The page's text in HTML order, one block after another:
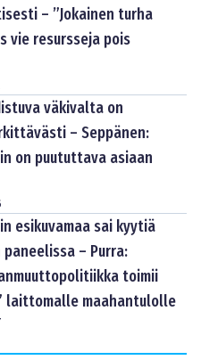
– ”Jokainen turha
vie resursseja pois
väkivalta on
– Seppänen:
on puututtava asiaan
esikuvamaa sai kyytiä
– Purra:
toimii
laittomalle maahantulolle